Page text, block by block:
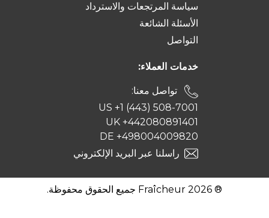
سياسة المرتجعات والاسترداد
الأسئلة الشائعة
التواصل
خدمات العملاء:
تواصل معنا:
US +1 (443) 508-7001
UK +442080891401
DE +498004009820
راسلنا عبر البريد الإلكتروني
® 2026 Fraîcheur جميع الحقوق محفوظة.